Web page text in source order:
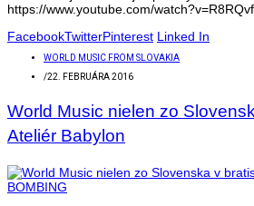
https://www.youtube.com/
FacebookTwitterPinterest Linked In
WORLD MUSIC FROM SLOVAKIA
/22. FEBRUÁRA 2016
World Music nielen zo
Ateliér Babylon